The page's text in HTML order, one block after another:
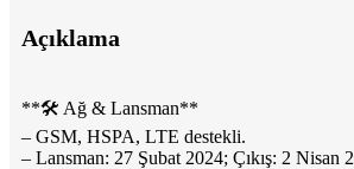
Açıklama
**🛠 Ağ & Lansman**
– GSM, HSPA, LTE destekli.
– Lansman: 27 Şubat 2024; Çıkış: 2 Nisan